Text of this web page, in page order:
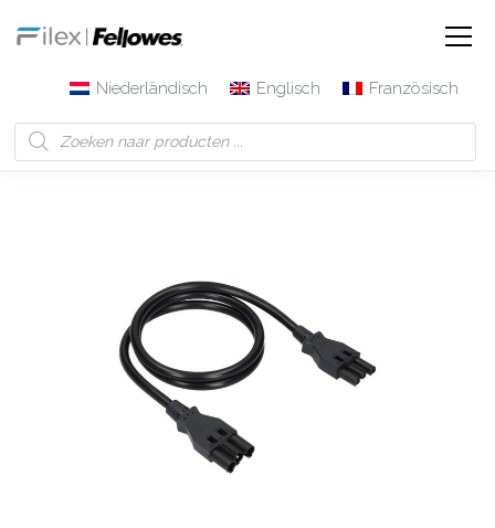
Niederländisch Englisch
Französisch
Steckverbinder